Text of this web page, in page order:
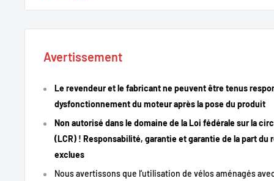
garantit une compatibilité optimale et une intégration
Points forts
Connectivité Bluetooth
avec l’application SpeedBox
Suppression de la limitation d’assistance à 25 km/h
Gestion et paramétrage via smartphone
Accès aux statistiques de conduite
Installation discrète à l’intérieur du système moteur
Avertissement
Le revendeur et le fabricant ne peuvent être tenus
dysfonctionnement du moteur après la pose du produit
Non autorisé dans le domaine de la Loi fédérale sur la
(LCR) ! Responsabilité, garantie et garantie de la part
exclues
Nous avertissons que l‘utilisation de vélos aménagés